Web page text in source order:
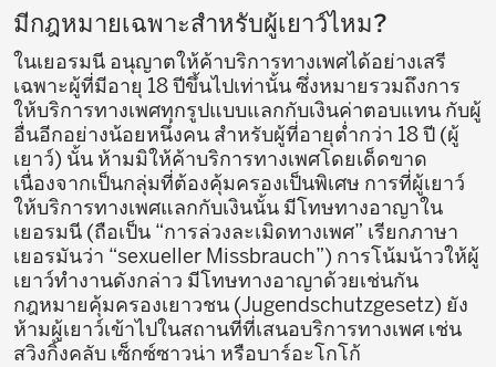
มีกฎหมายเฉพาะสำหรับผู้เยาว์ไหม?
ในเยอรมนี อนุญาตให้ค้าบริการทางเพศได้อย่างเสรี
เฉพาะผู้ที่มีอายุ 18 ปีขึ้นไปเท่านั้น ซึ่งหมายรวมถึงการ
ให้บริการทางเพศทุกรูปแบบแลกกับเงินค่าตอบแทน กับผู้
อื่นอีกอย่างน้อยหนึ่งคน สำหรับผู้ที่อายุต่ำกว่า 18 ปี (ผู้
เยาว์) นั้น ห้ามมิให้ค้าบริการทางเพศโดยเด็ดขาด
เนื่องจากเป็นกลุ่มที่ต้องคุ้มครองเป็นพิเศษ การที่ผู้เยาว์
ให้บริการทางเพศแลกกับเงินนั้น มีโทษทางอาญาใน
เยอรมนี (ถือเป็น “การล่วงละเมิดทางเพศ” เรียกภาษา
เยอรมันว่า “sexueller Missbrauch”) การโน้มน้าวให้ผู้
เยาว์ทำงานดังกล่าว มีโทษทางอาญาด้วยเช่นกัน
กฎหมายคุ้มครองเยาวชน (Jugendschutzgesetz) ยัง
ห้ามผู้เยาว์เข้าไปในสถานที่ที่เสนอบริการทางเพศ เช่น
สวิงกิ้งคลับ เซ็กซ์ซาวน่า หรือบาร์อะโกโก้